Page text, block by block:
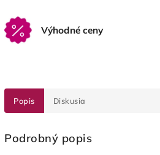
Výhodné ceny
Popis Diskusia
Podrobný popis